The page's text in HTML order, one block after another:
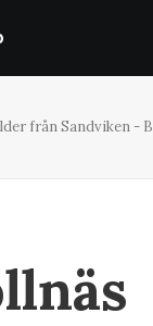
från Sandviken -